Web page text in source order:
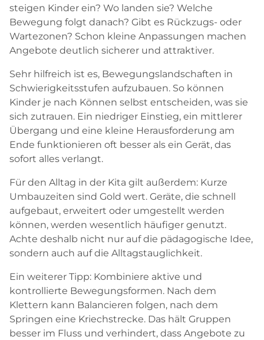
steigen Kinder ein? Wo landen sie? Welche
Bewegung folgt danach? Gibt es Rückzugs- oder
Wartezonen? Schon kleine Anpassungen machen
Angebote deutlich sicherer und attraktiver.
Sehr hilfreich ist es, Bewegungslandschaften in
Schwierigkeitsstufen aufzubauen. So können
Kinder je nach Können selbst entscheiden, was sie
sich zutrauen. Ein niedriger Einstieg, ein mittlerer
Übergang und eine kleine Herausforderung am
Ende funktionieren oft besser als ein Gerät, das
sofort alles verlangt.
Für den Alltag in der Kita gilt außerdem: Kurze
Umbauzeiten sind Gold wert. Geräte, die schnell
aufgebaut, erweitert oder umgestellt werden
können, werden wesentlich häufiger genutzt.
Achte deshalb nicht nur auf die pädagogische Idee,
sondern auch auf die Alltagstauglichkeit.
Ein weiterer Tipp: Kombiniere aktive und
kontrollierte Bewegungsformen. Nach dem
Klettern kann Balancieren folgen, nach dem
Springen eine Kriechstrecke. Das hält Gruppen
besser im Fluss und verhindert, dass Angebote zu